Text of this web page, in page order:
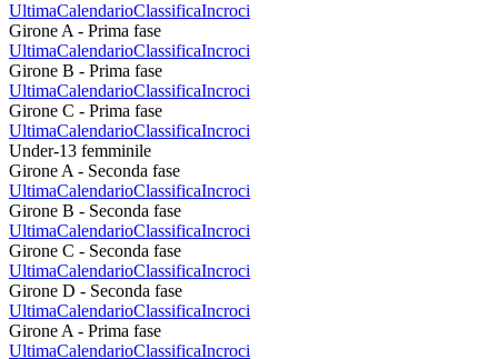
UltimaCalendarioClassificaIncroci
Girone A - Prima fase
UltimaCalendarioClassificaIncroci
Girone B - Prima fase
UltimaCalendarioClassificaIncroci
Girone C - Prima fase
UltimaCalendarioClassificaIncroci
Under-13 femminile
Girone A - Seconda fase
UltimaCalendarioClassificaIncroci
Girone B - Seconda fase
UltimaCalendarioClassificaIncroci
Girone C - Seconda fase
UltimaCalendarioClassificaIncroci
Girone D - Seconda fase
UltimaCalendarioClassificaIncroci
Girone A - Prima fase
UltimaCalendarioClassificaIncroci